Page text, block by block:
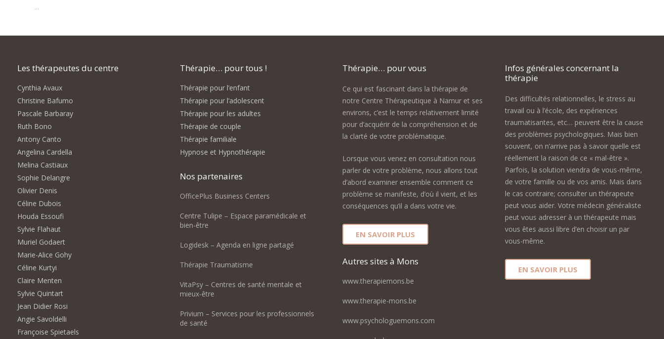
...
Les thérapeutes du centre
Cynthia Avaux
Christine Bafumo
Pascale Barbaray
Ruth Bono
Antony Canto
Angelina Cardella
Melina Castiaux
Sophie Delangre
Olivier Denis
Céline Dubois
Houda Essoufi
Sylvie Flahaut
Muriel Godaert
Marie-Alice Gohy
Céline Kurtyi
Claire Menten
Sylvie Quintart
Jean Didier Rosi
Angie Savoldelli
Françoise Spietaels
Thérapie… pour tous !
Thérapie pour l’enfant
Thérapie pour l’adolescent
Thérapie pour les adultes
Thérapie de couple
Thérapie familiale
Hypnose et Hypnothérapie
Nos partenaires
OfficePlus Business Centers
Centre Tulipe – Espace paramédicale et
bien-être
Logidesk – Agenda en ligne partagé
Thérapie Traumatisme
VitaPsy – Centres de santé mentale et
mieux-être
Privium – Services pour les professionnels
de santé
Thérapie… pour vous
Ce qui est fascinant dans la thérapie de
notre Centre Thérapeutique à Namur et ses
environs, c’est le temps relativement limité
pour d’acquérir de la compréhension et de
la clarté de votre problématique.
Lorsque vous venez en consultation nous
parler de votre problème, nous allons tout
d’abord examiner ensemble comment ce
problème se manifeste, d’où il vient, et les
conséquences qu’il a dans votre vie.
EN SAVOIR PLUS
Autres sites à Mons
www.therapiemons.be
www.therapie-mons.be
www.psychologuemons.com
Infos générales concernant la
thérapie
Des difficultés relationnelles, le stress au
travail ou à l’école, des expériences
traumatisantes, etc… peuvent être la cause
des problèmes psychologiques. Mais bien
souvent, on n’arrive pas à savoir quelle est
réellement la raison de ce « mal-être ».
Parfois, la solution viendra de vous-même,
de votre famille ou de vos amis. Mais dans
le cas contraire; consulter un thérapeute
peut vous aider. Votre médecin généraliste
peut vous adresser à un thérapeute mais
vous êtes aussi libre d’en choisir un par
vous-même.
EN SAVOIR PLUS